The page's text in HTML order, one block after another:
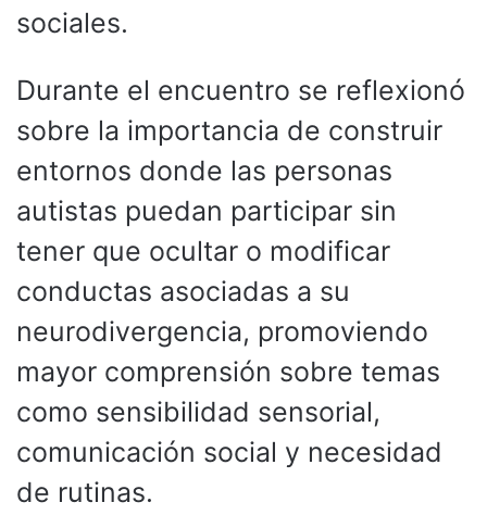
sociales.
Durante el encuentro se reflexionó
sobre la importancia de construir
entornos donde las personas
autistas puedan participar sin
tener que ocultar o modificar
conductas asociadas a su
neurodivergencia, promoviendo
mayor comprensión sobre temas
como sensibilidad sensorial,
comunicación social y necesidad
de rutinas.